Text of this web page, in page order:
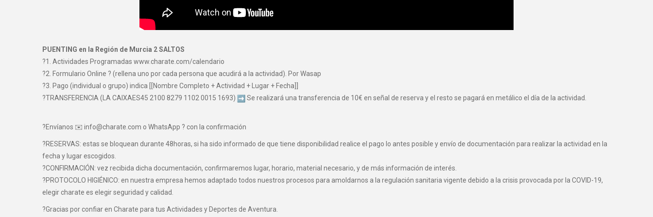
PUENTING en la Región de Murcia 2 SALTOS
?1. Actividades Programadas www.charate.com/calendario
?2. Formulario Online ? (rellena uno por cada persona que acudirá a la actividad). Por Wasap
?3. Pago (individual o grupo) indica [[Nombre Completo + Actividad + Lugar + Fecha]]
?TRANSFERENCIA (LA CAIXAES45 2100 8279 1102 0015 1693)
Se realizará una transferencia de 10€ en señal de reserva y el resto se pagará en metálico el día de la actividad.
?Envíanos ✉️ info@charate.com o WhatsApp ? con la confirmación
?RESERVAS: estas se bloquean durante 48horas, si ha sido informado de que tiene disponibilidad realice el pago lo antes posible y envío de documentación para realizar la actividad en la
fecha y lugar escogidos.
?CONFIRMACIÓN: vez recibida dicha documentación, confirmaremos lugar, horario, material necesario, y de más información de interés.
?PROTOCOLO HIGIÉNICO: en nuestra empresa hemos adaptado todos nuestros procesos para amoldarnos a la regulación sanitaria vigente debido a la crisis provocada por la COVID-19,
elegir charate es elegir seguridad y calidad.
?Gracias por confiar en Charate para tus Actividades y Deportes de Aventura.